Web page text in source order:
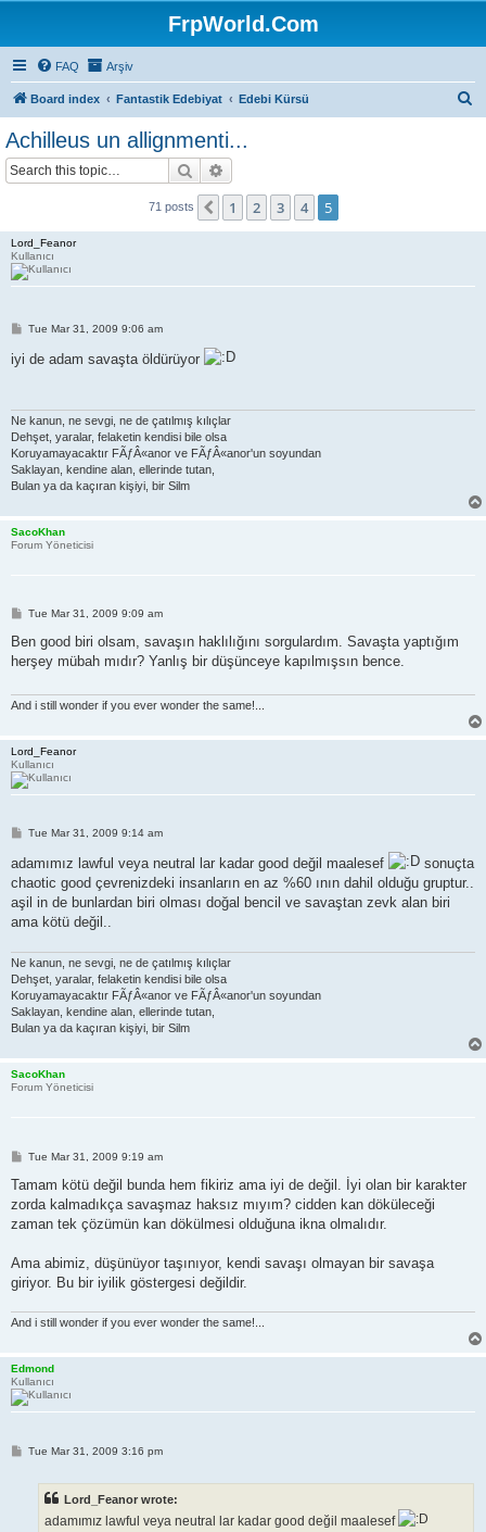
FrpWorld.Com
FAQ Arşiv
Board index Fantastik Edebiyat Edebi Kürsü
Achilleus un allignmenti...
Search
71 posts Previous
1 2 3 4 5
Lord_Feanor
Kullanıcı
P
s
t
Tue Mar 31, 2009 9:06 am
iyi de adam savaşta öldürüyor
Ne kanun, ne sevgi, ne de çatılmış kılıçlar
Dehşet, yaralar, felaketin kendisi bile olsa
Koruyamayacaktır FÃƒÂ«anor ve FÃƒÂ«anor'un soyundan
Saklayan, kendine alan, ellerinde tutan,
Bulan ya da kaçıran kişiyi, bir Silm
SacoKhan
Forum Yöneticisi
P
s
Tue Mar 31, 2009 9:09 am
Ben good biri olsam, savaşın haklılığını sorgulardım. Savaşta yaptığım
herşey mübah mıdır? Yanlış bir düşünceye kapılmışsın bence.
And i still wonder if you ever wonder the same!...
Lord_Feanor
Kullanıcı
P
s
t
Tue Mar 31, 2009 9:14 am
adamımız lawful veya neutral lar kadar good değil maalesef
sonuçta
chaotic good çevrenizdeki insanların en az %60 ının dahil olduğu gruptur..
aşil in de bunlardan biri olması doğal bencil ve savaştan zevk alan biri
ama kötü değil..
Ne kanun, ne sevgi, ne de çatılmış kılıçlar
Dehşet, yaralar, felaketin kendisi bile olsa
Koruyamayacaktır FÃƒÂ«anor ve FÃƒÂ«anor'un soyundan
Saklayan, kendine alan, ellerinde tutan,
Bulan ya da kaçıran kişiyi, bir Silm
SacoKhan
Forum Yöneticisi
P
s
Tue Mar 31, 2009 9:19 am
Tamam kötü değil bunda hem fikiriz ama iyi de değil. İyi olan bir karakter
zorda kalmadıkça savaşmaz haksız mıyım? cidden kan döküleceği
zaman tek çözümün kan dökülmesi olduğuna ikna olmalıdır.
Ama abimiz, düşünüyor taşınıyor, kendi savaşı olmayan bir savaşa
giriyor. Bu bir iyilik göstergesi değildir.
And i still wonder if you ever wonder the same!...
Edmond
Kullanıcı
PTue Mar 31, 2009 3:16 pm
Lord_Feanor wrote:
adamımız lawful veya neutral lar kadar good değil maalesef